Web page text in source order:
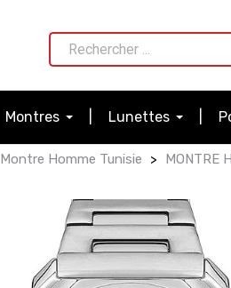
Montres Lunettes
Montre Homme Tunisie MONTRE